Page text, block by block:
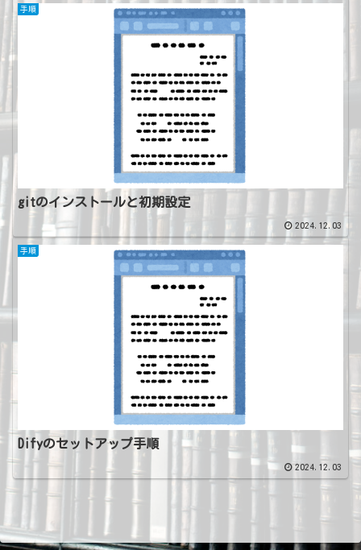
手順
gitのインストールと初期設定
2024.12.03
手順
Difyのセットアップ手順
2024.12.03